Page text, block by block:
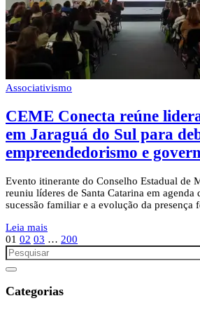
Associativismo
CEME Conecta reúne
em Jaraguá do Sul para
empreendedorismo e
Evento itinerante do Conselho Estadual de
reuniu líderes de Santa Catarina em agenda
sucessão familiar e a evolução da presença
Leia mais
01 02 03 … 200
Categorias